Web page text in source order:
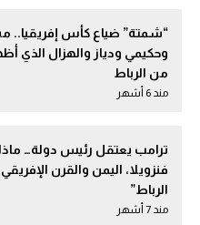
“شمتة” ضياع كأس إفريقيا..
وحكيمي ودياز والهزال الذي
من الرباط
مند 6 أشهر
ترامب يعتقل رئيس دولة…
فنزويلا، اليمن والقرن
الرباط”
مند 7 أشهر